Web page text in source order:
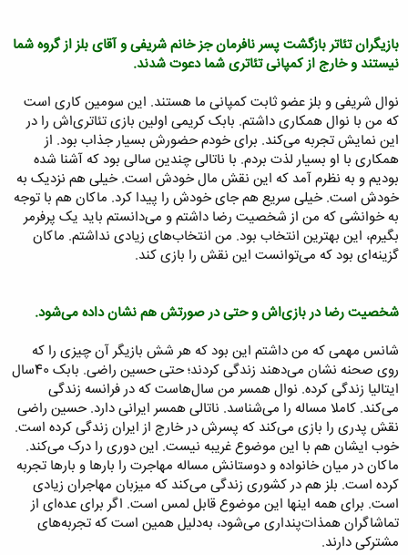
بازیگران تئاتر بازگشت پسر نافرمان جز خانم شریفی و آقای بلز از گروه شما
نیستند و خارج از کمپانی تئاتری شما دعوت شدند.
نوال شریفی و بلز عضو ثابت کمپانی ما هستند. این سومین کاری است
که من با نوال همکاری داشتم. بابک کریمی اولین بازی تئاتری‌اش را در
این نمایش تجربه می‌کند. برای خودم حضورش بسیار جذاب بود. از
همکاری با او بسیار لذت بردم. با ناتالی چندین سالی بود که آشنا شده
بودیم و به نظرم آمد که این نقش مال خودش است. خیلی هم نزدیک به
خودش است. خیلی سریع هم جای خودش را پیدا کرد. ماکان هم با توجه
به خوانشی که من از شخصیت رضا داشتم و می‌دانستم باید یک پرفرمر
بگیرم، این بهترین انتخاب بود. من انتخاب‌های زیادی نداشتم. ماکان
گزینه‌ای بود که می‌توانست این نقش را بازی کند.
شخصیت رضا در بازی‌اش و حتی در صورتش هم نشان داده می‌شود.
شانس مهمی که من داشتم این بود که هر شش بازیگر آن چیزی را که
روی صحنه نشان می‌دهند زندگی کردند؛ حتی حسین راضی. بابک 40سال
ایتالیا زندگی کرده. نوال همسر من سال‌هاست که در فرانسه زندگی‌
می‌کند. کاملا مساله را می‌شناسد. ناتالی همسر ایرانی دارد. حسین راضی
نقش پدری را بازی می‌کند که پسرش در خارج از ایران زندگی کرده است.
خوب ایشان هم با این موضوع غریبه نیست. این دوری را درک می‌کند.
ماکان در میان خانواده و دوستانش مساله مهاجرت را بارها و بارها تجربه
کرده است. بلز هم در کشوری زندگی می‌کند که میزبان مهاجران زیادی
است. برای همه اینها این موضوع قابل لمس است. اگر برای عده‌ای از
تماشاگران همذات‌پنداری می‌شود، به‌دلیل همین است که تجربه‌های
مشترکی دارند.